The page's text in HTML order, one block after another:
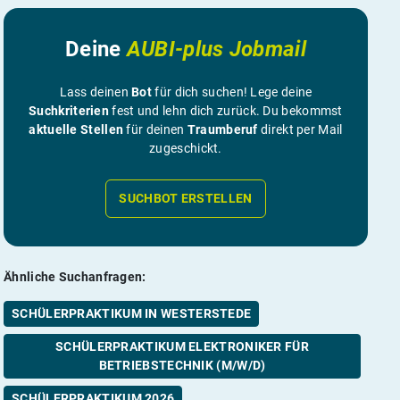
DeineAUBI-plus Jobmail
Lass deinenBotfür dich suchen! Lege deine
Suchkriterienfest und lehn dich zurück. Du bekommst
aktuelle Stellenfür deinen Traumberuf direkt per Mail
zugeschickt.
SUCHBOT ERSTELLEN
Ähnliche Suchanfragen:
SCHÜLERPRAKTIKUM IN WESTERSTEDE
SCHÜLERPRAKTIKUM ELEKTRONIKER FÜR
BETRIEBSTECHNIK (M/W/D)